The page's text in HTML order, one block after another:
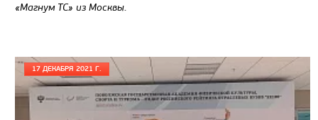
«Магнум ТС» из Москвы.
17 ДЕКАБРЯ 2021 Г.